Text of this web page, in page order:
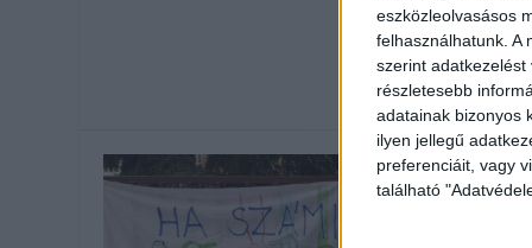
eszközleolvasásos
felhasználhatunk. A
szerint
részletesebb
adatainak bizonyos
ilyen jellegű
preferenciáit, vagy
található
súlyos
OLVASS